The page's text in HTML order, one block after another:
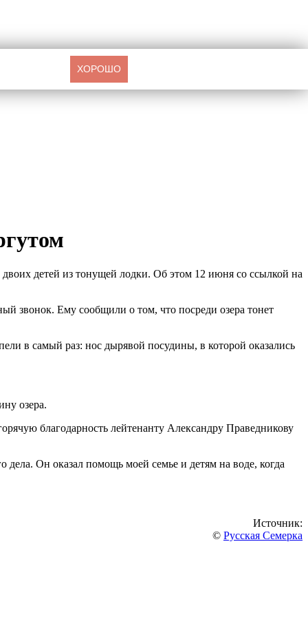
детей из тонущей лодки. Об этом 12 июня со ссылкой на
звонок. Ему сообщили о том, что посреди озера тонет
в самый раз: нос дырявой посудины, в которой оказались
озера.
благодарность лейтенанту Александру Праведникову
дела. Он оказал помощь моей семье и детям на воде, когда
Источник:
© Русская Семерка
ХОРОШО